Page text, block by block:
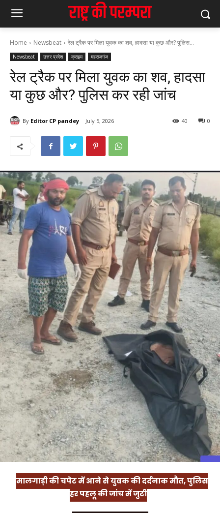
Home Newsbeat रेल ट्रैक पर मिला युवक का शव, हादसा या कुछ और? पुलिस...
Newsbeat उत्तर प्रदेश क्राइम महराजगंज
रेल ट्रैक पर मिला युवक का शव, हादसा
या कुछ और? पुलिस कर रही जांच
By Editor CP pandey July 5, 2026 0
40
मालगाड़ी की चपेट में आने से युवक की दर्दनाक मौत, पुलिस
हर पहलू की जांच में जुटी